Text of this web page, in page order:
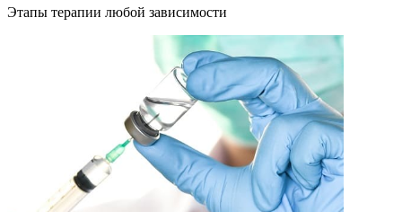
Этапы терапии любой зависимости